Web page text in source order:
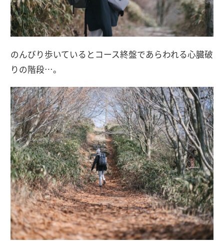
のんびり歩いているとコース終盤であらわれる心臓破
りの階段…。